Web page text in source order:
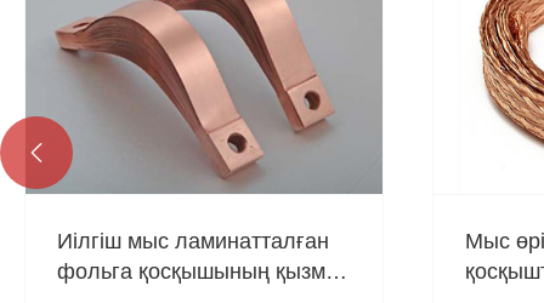
Иілгіш мыс ламинатталған
фольга қосқышының қызметі
Мыс
